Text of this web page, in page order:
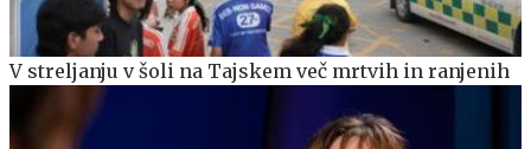
V streljanju v šoli na Tajskem več mrtvih in ranjenih